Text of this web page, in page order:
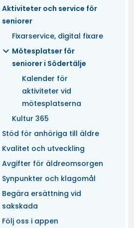
Aktiviteter och service för
seniorer
Fixarservice, digital fixare
expand_more Mötesplatser för
seniorer i Södertälje
Kalender för
aktiviteter vid
mötesplatserna
Kultur 365
Stöd för anhöriga till äldre
Kvalitet och utveckling
Avgifter för äldreomsorgen
Synpunkter och klagomål
Begära ersättning vid
sakskada
Följ oss i appen